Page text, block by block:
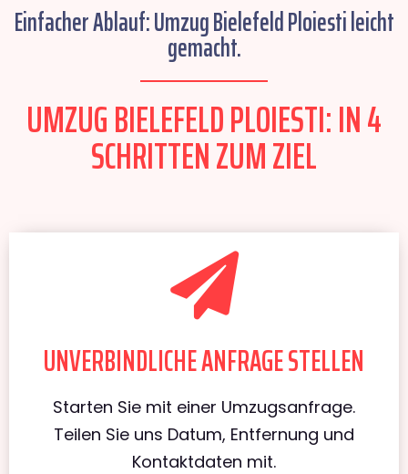
Einfacher Ablauf: Umzug Bielefeld Ploiesti leicht
gemacht.
UMZUG BIELEFELD PLOIESTI: IN 4
SCHRITTEN ZUM ZIEL
UNVERBINDLICHE ANFRAGE STELLEN
Starten Sie mit einer Umzugsanfrage.
Teilen Sie uns Datum, Entfernung und
Kontaktdaten mit.